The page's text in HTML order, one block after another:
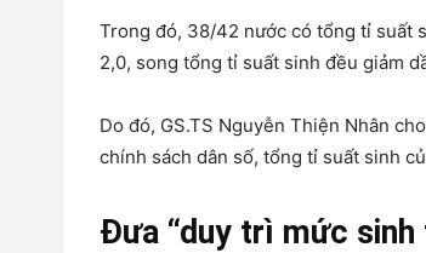
Trong đó, 38/42 nước có tổng tỉ suất
2,0, song tổng tỉ suất sinh đều giảm
Do đó, GS.TS Nguyễn Thiện Nhân
chính sách dân số, tổng tỉ suất sinh
Đưa “duy trì mức